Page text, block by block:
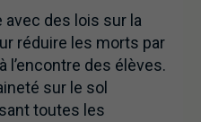
avec des lois sur la
réduire les morts par
l’encontre des élèves.
sur le sol
toutes les